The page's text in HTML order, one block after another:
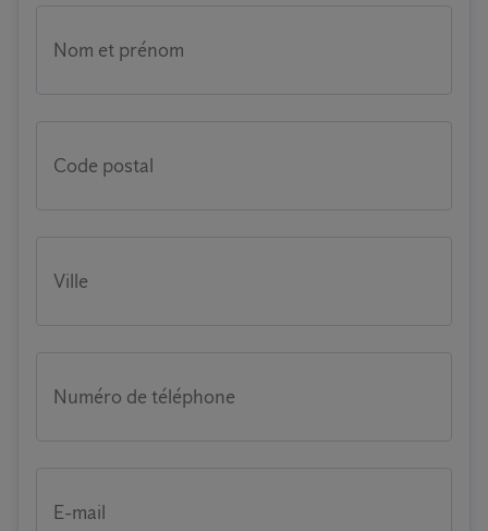
Nom et prénom
Code postal
Ville
Numéro de téléphone
E-mail